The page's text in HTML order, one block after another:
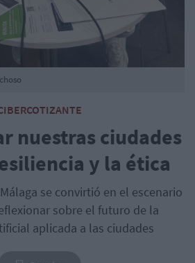
nuestras ciudades
y la ética
se convirtió en el escenario
sobre el futuro de la
aplicada a las ciudades